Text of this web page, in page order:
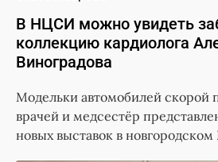
В НЦСИ можно увидеть
коллекцию кардиолога
Виноградова
Модельки автомобилей скорой
врачей и медсестёр
новых выставок в новгородском